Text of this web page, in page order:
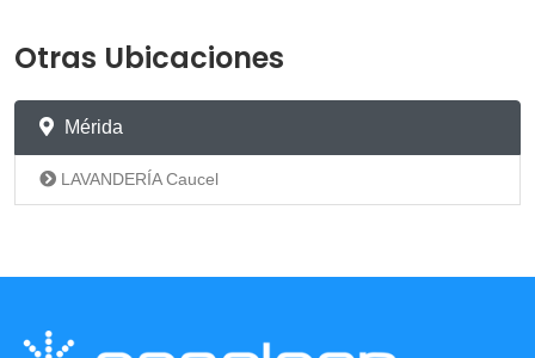
Otras Ubicaciones
Mérida
LAVANDERÍA Caucel